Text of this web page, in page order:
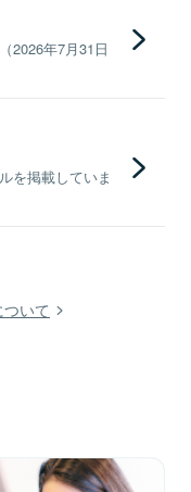
2026年7月31日
を掲載していま
いて